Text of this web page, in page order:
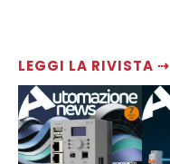
LEGGI LA RIVISTA ⇢